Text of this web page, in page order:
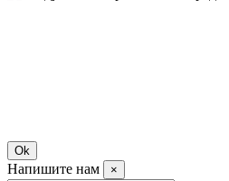
Ok
Напишите нам ×